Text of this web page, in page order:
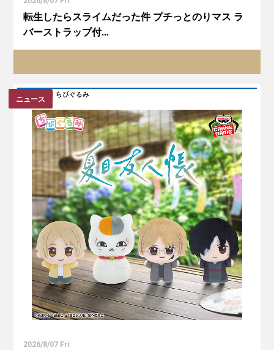
転生したらスライムだった件 プチっとのりマス ラ
バーストラップ付…
ニュース
2026/8/07 Fri